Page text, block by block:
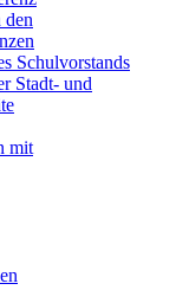
Schulvorstands
Stadt- und
mit